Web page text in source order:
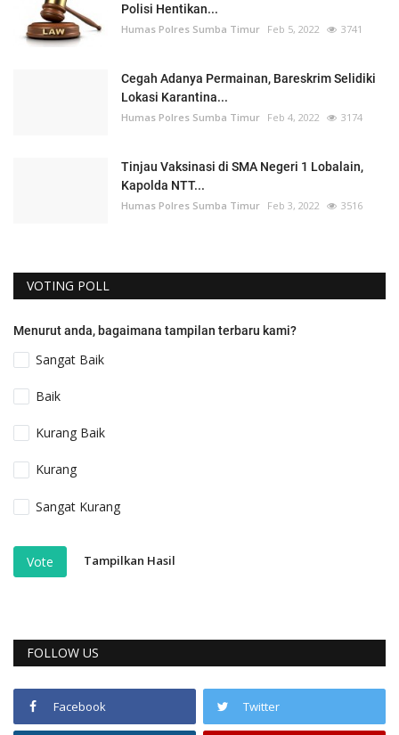
Polisi Hentikan...
Humas Polres Sumba Timur Feb 5, 2022 3741
Cegah Adanya Permainan, Bareskrim Selidiki
Lokasi Karantina...
Humas Polres Sumba Timur Feb 4, 2022 3174
Tinjau Vaksinasi di SMA Negeri 1 Lobalain,
Kapolda NTT...
Humas Polres Sumba Timur Feb 3, 2022 3516
VOTING POLL
Menurut anda, bagaimana tampilan terbaru kami?
Sangat Baik
Baik
Kurang Baik
Kurang
Sangat Kurang
Vote Tampilkan Hasil
FOLLOW US
Facebook Twitter